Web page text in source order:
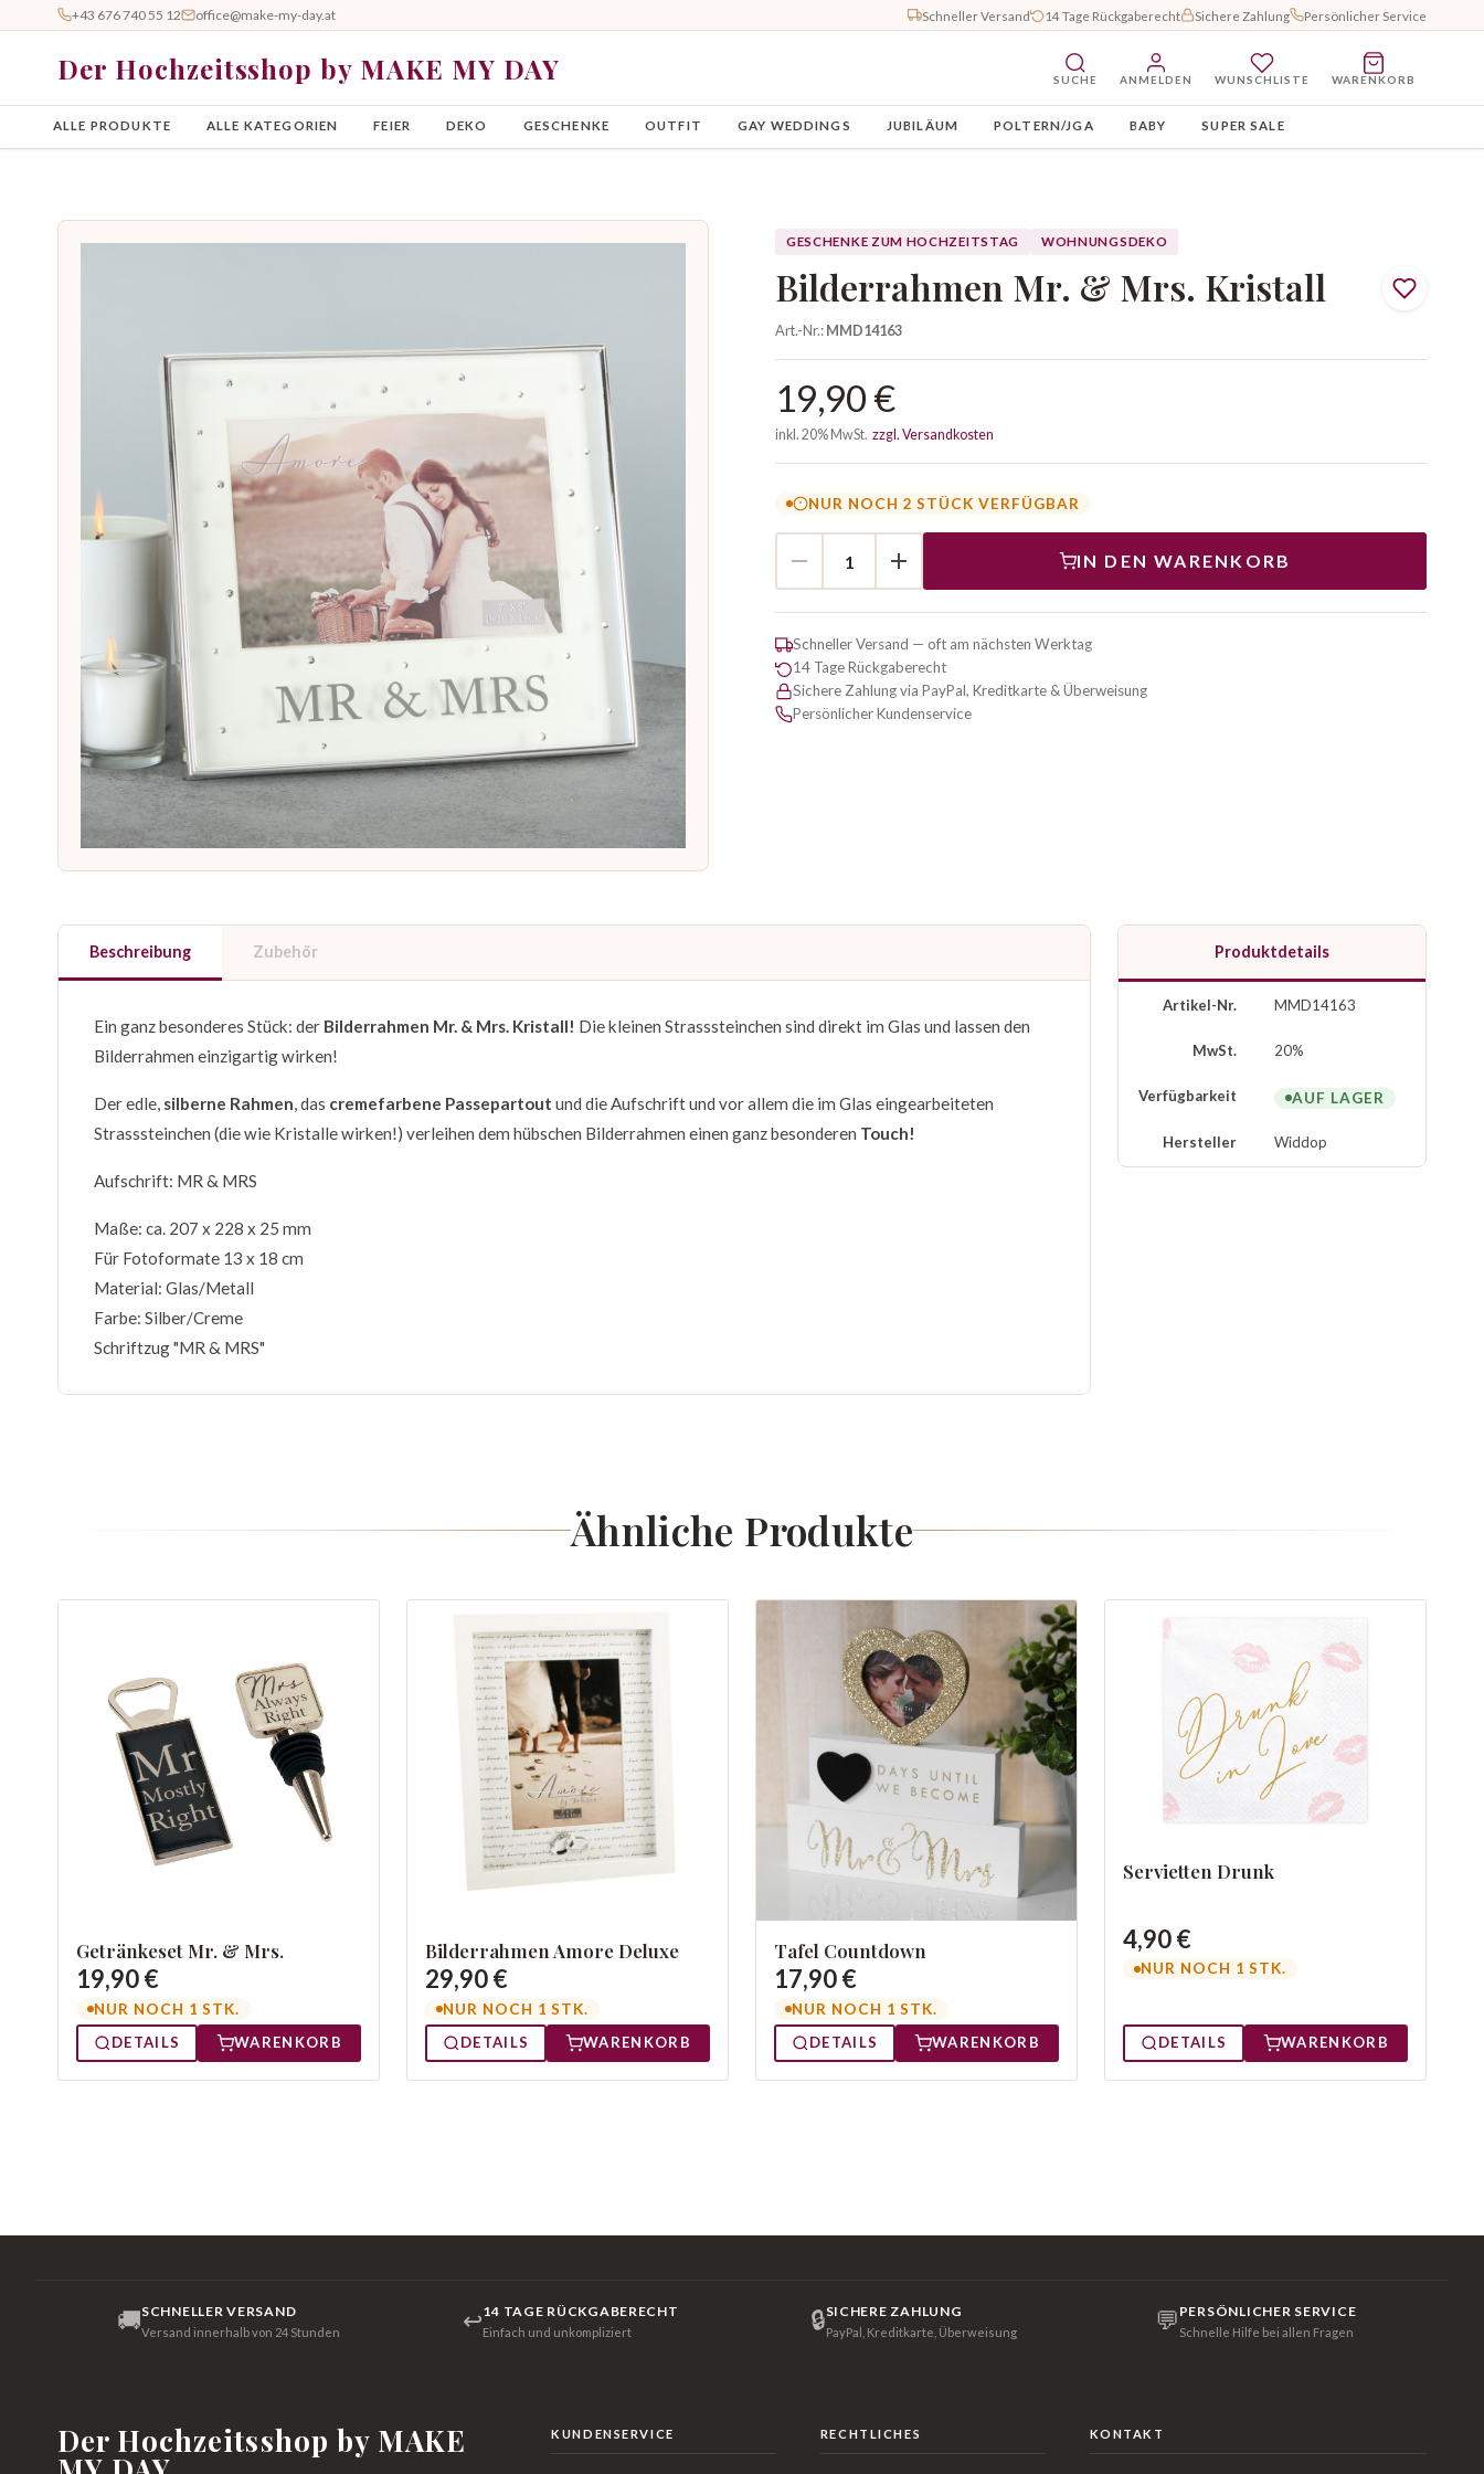
+43 676 740 55 12 office@make-my-day.at Schneller Versand 14 Tage Rückgaberecht Sichere Zahlung Persönlicher Service
Der Hochzeitsshop by MAKE MY DAY SUCHE ANMELDEN WUNSCHLISTE WARENKORB
ALLE PRODUKTE ALLE KATEGORIEN FEIER DEKO GESCHENKE OUTFIT GAY WEDDINGS JUBILÄUM POLTERN/JGA BABY SUPER SALE
GESCHENKE ZUM HOCHZEITSTAG WOHNUNGSDEKO
Bilderrahmen Mr. & Mrs. Kristall
Art.-Nr.:MMD14163
19,90 €
inkl. 20% MwSt. zzgl. Versandkosten
NUR NOCH 2 STÜCK VERFÜGBAR
IN DEN WARENKORB
Schneller Versand — oft am nächsten Werktag
14 Tage Rückgaberecht
Sichere Zahlung via PayPal, Kreditkarte & Überweisung
Persönlicher Kundenservice
Beschreibung Zubehör
Ein ganz besonderes Stück: der Bilderrahmen Mr. & Mrs. Kristall! Die kleinen Strasssteinchen sind direkt im Glas und lassen den
Bilderrahmen einzigartig wirken!
Der edle, silberne Rahmen, das cremefarbene Passepartout und die Aufschrift und vor allem die im Glas eingearbeiteten
Strasssteinchen (die wie Kristalle wirken!) verleihen dem hübschen Bilderrahmen einen ganz besonderen Touch!
Aufschrift: MR & MRS
Maße: ca. 207 x 228 x 25 mm
Für Fotoformate 13 x 18 cm
Material: Glas/Metall
Farbe: Silber/Creme
Schriftzug "MR & MRS"
Produktdetails
Artikel-Nr. MMD14163
MwSt. 20%
Verfügbarkeit AUF LAGER
Hersteller Widdop
Ähnliche Produkte
Getränkeset Mr. & Mrs.
19,90 €
NUR NOCH 1 STK.
DETAILS
WARENKORB
Bilderrahmen Amore Deluxe
29,90 €
NUR NOCH 1 STK.
DETAILS
WARENKORB
Tafel Countdown
17,90 €
NUR NOCH 1 STK.
DETAILS
WARENKORB
Servietten Drunk
4,90 €
NUR NOCH 1 STK.
DETAILS WARENKORB
🚚SCHNELLER VERSAND
Versand innerhalb von 24 Stunden ↩14 TAGE RÜCKGABERECHT
Einfach und unkompliziert 🔒SICHERE ZAHLUNG
PayPal, Kreditkarte, Überweisung 💬 PERSÖNLICHER SERVICE
Schnelle Hilfe bei allen Fragen
Der Hochzeitsshop by MAKE KUNDENSERVICE RECHTLICHES KONTAKT